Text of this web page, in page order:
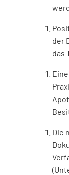
der
das
Die